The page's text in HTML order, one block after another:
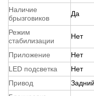
Наличие
брызговиков
Да
Режим
стабилизации
Нет
Приложение
Нет
LED подсветка
Нет
Привод
Задний